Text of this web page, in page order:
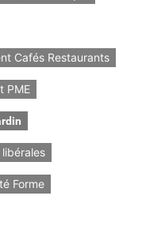
Cafés Restaurants
PME
Forme